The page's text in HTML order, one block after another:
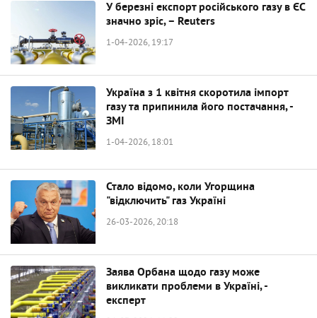
У березні експорт російського газу в ЄС
значно зріс, – Reuters
1-04-2026, 19:17
Україна з 1 квітня скоротила імпорт
газу та припинила його постачання, -
ЗМІ
1-04-2026, 18:01
Стало відомо, коли Угорщина
"відключить" газ Україні
26-03-2026, 20:18
Заява Орбана щодо газу може
викликати проблеми в Україні, -
експерт